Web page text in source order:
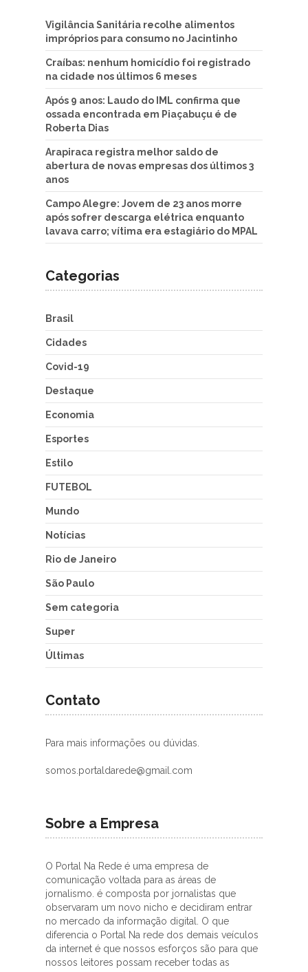
Vigilância Sanitária recolhe alimentos
impróprios para consumo no Jacintinho
Craíbas: nenhum homicídio foi registrado
na cidade nos últimos 6 meses
Após 9 anos: Laudo do IML confirma que
ossada encontrada em Piaçabuçu é de
Roberta Dias
Arapiraca registra melhor saldo de
abertura de novas empresas dos últimos 3
anos
Campo Alegre: Jovem de 23 anos morre
após sofrer descarga elétrica enquanto
lavava carro; vítima era estagiário do MPAL
Categorias
Brasil
Cidades
Covid-19
Destaque
Economia
Esportes
Estilo
FUTEBOL
Mundo
Notícias
Rio de Janeiro
São Paulo
Sem categoria
Super
Últimas
Contato
Para mais informações ou dúvidas.
somos.portaldarede@gmail.com
Sobre a Empresa
O Portal Na Rede é uma empresa de
comunicação voltada para as áreas de
jornalismo. é composta por jornalistas que
observaram um novo nicho e decidiram entrar
no mercado da informação digital. O que
diferencia o Portal Na rede dos demais veículos
da internet é que nossos esforços são para que
nossos leitores possam receber todas as